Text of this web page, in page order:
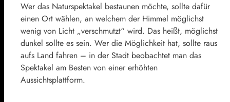
Wer das Naturspektakel bestaunen möchte, sollte dafür
einen Ort wählen, an welchem der Himmel möglichst
wenig von Licht „verschmutzt“ wird. Das heißt, möglichst
dunkel sollte es sein. Wer die Möglichkeit hat, sollte raus
aufs Land fahren – in der Stadt beobachtet man das
Spektakel am Besten von einer erhöhten
Aussichtsplattform.